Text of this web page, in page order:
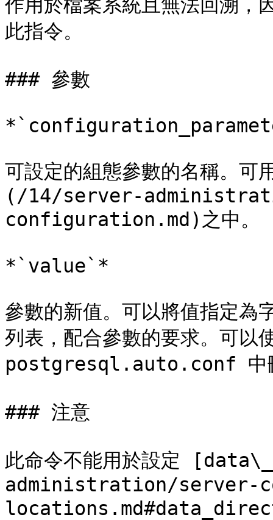
作用於檔案系統且無法回溯，
此指令。
### 參數
可設定的組態參數的名稱。
(/14/server-
configuration.md)之中。
*`value`*
參數的新值。可以將值指定為
列表，配合參數的要求。可以
postgresql.auto.conf 中刪
### 注意
此命令不能用於設定
administration/